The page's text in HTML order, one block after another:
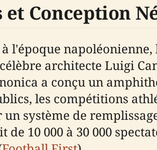
et Conception
l'époque
architecte Luigi
a conçu un
les compétitions
un système de
de 10 000 à 30 000